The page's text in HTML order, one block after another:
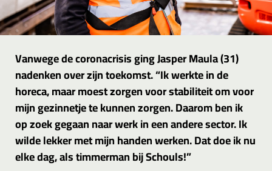
Vanwege de coronacrisis ging Jasper Maula (31)
nadenken over zijn toekomst. “Ik werkte in de
horeca, maar moest zorgen voor stabiliteit om voor
mijn gezinnetje te kunnen zorgen. Daarom ben ik
op zoek gegaan naar werk in een andere sector. Ik
wilde lekker met mijn handen werken. Dat doe ik nu
elke dag, als timmerman bij Schouls!”